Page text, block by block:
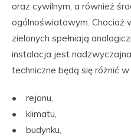
oraz cywilnym, a również
ogólnoświatowym. Chociaż
zielonych spełniają
instalacja jest
techniczne będą się różnić
• rejonu,
• klimatu,
• budynku,